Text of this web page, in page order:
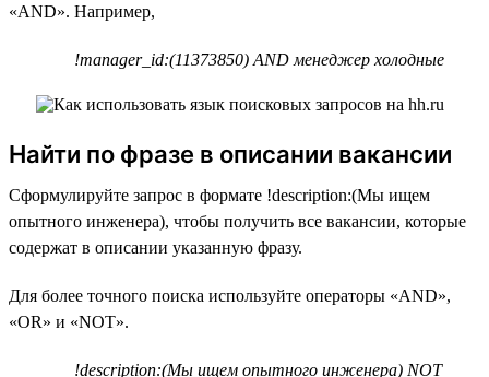
«AND». Например,
!manager_id:(11373850) AND менеджер холодные
Найти по фразе в описании вакансии
Сформулируйте запрос в формате !description:(Мы ищем
опытного инженера), чтобы получить все вакансии, которые
содержат в описании указанную фразу.
Для более точного поиска используйте операторы «AND»,
«OR» и «NOT».
!description:(Мы ищем опытного инженера) NOT